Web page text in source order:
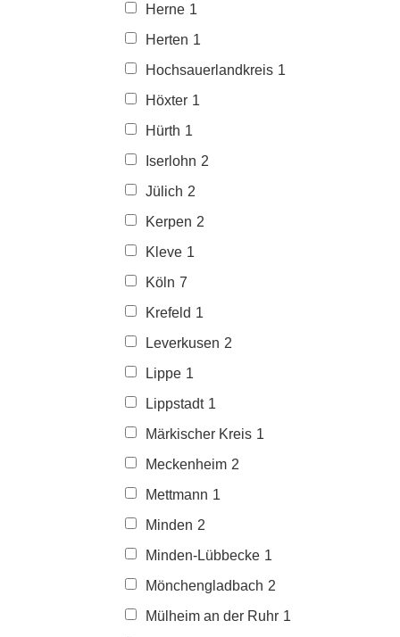
Herne 1
Herten 1
Hochsauerlandkreis 1
Höxter 1
Hürth 1
Iserlohn 2
Jülich 2
Kerpen 2
Kleve 1
Köln 7
Krefeld 1
Leverkusen 2
Lippe 1
Lippstadt 1
Märkischer Kreis 1
Meckenheim 2
Mettmann 1
Minden 2
Minden-Lübbecke 1
Mönchengladbach 2
Mülheim an der Ruhr 1